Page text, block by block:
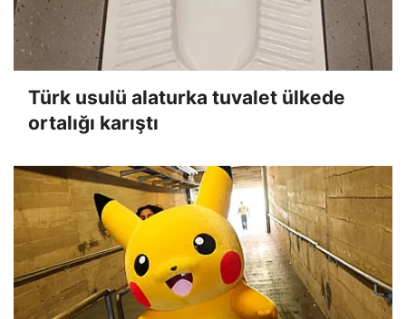
Türk usulü alaturka tuvalet ülkede
ortalığı karıştı